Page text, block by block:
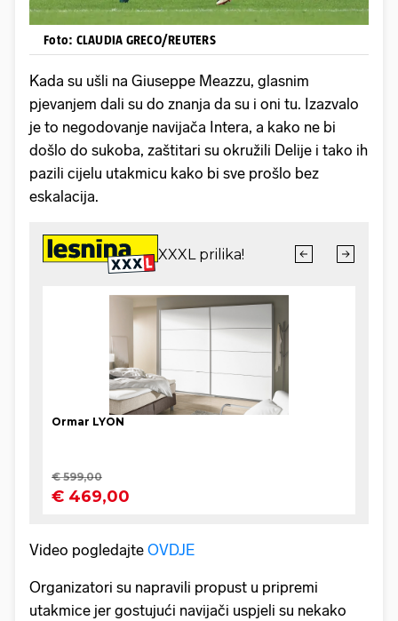
Foto: CLAUDIA GRECO/REUTERS
Kada su ušli na Giuseppe Meazzu, glasnim
pjevanjem dali su do znanja da su i oni tu. Izazvalo
je to negodovanje navijača Intera, a kako ne bi
došlo do sukoba, zaštitari su okružili Delije i tako ih
pazili cijelu utakmicu kako bi sve prošlo bez
eskalacija.
Video pogledajte OVDJE
Organizatori su napravili propust u pripremi
utakmice jer gostujući navijači uspjeli su nekako